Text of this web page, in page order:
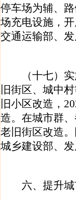
停车场为辅、
场充电设施，
交通运输部、发
（十七）实
旧街区、城中
旧小区改造，
造。在城市群
老旧街区改造
城乡建设部、
六、提升城